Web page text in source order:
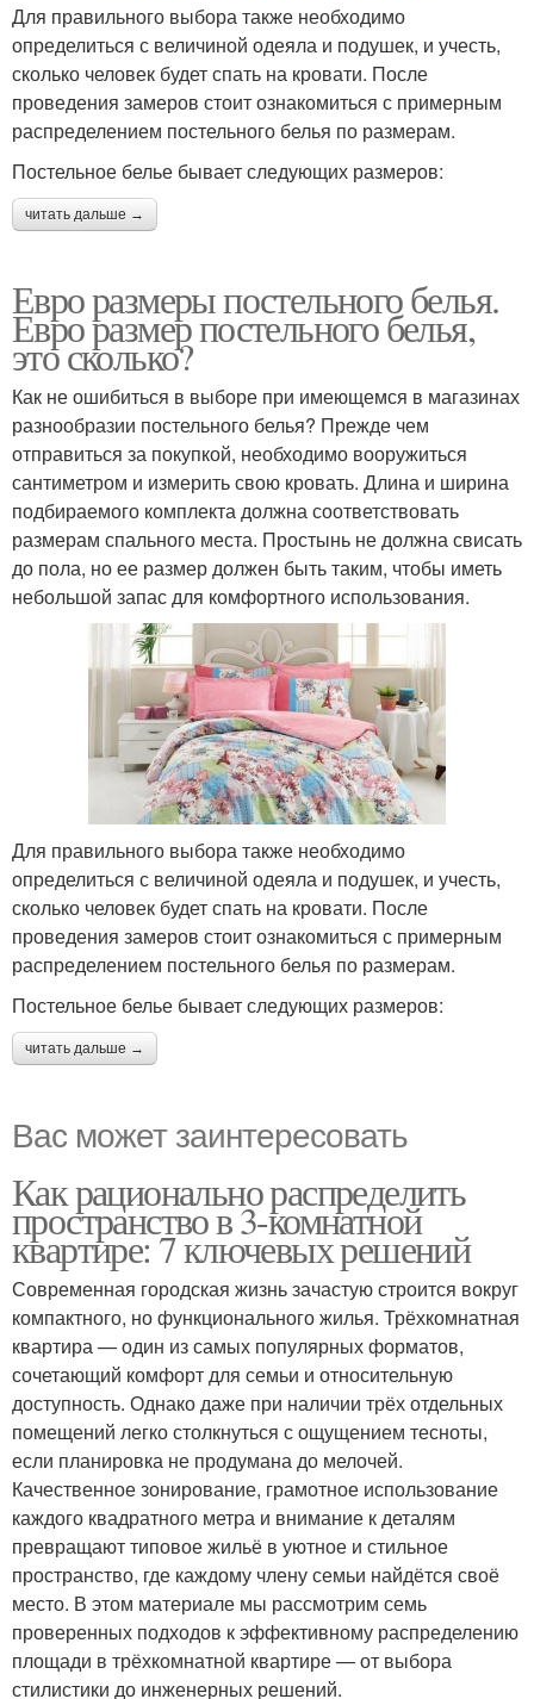
Для правильного выбора также необходимо
определиться с величиной одеяла и подушек, и учесть,
сколько человек будет спать на кровати. После
проведения замеров стоит ознакомиться с примерным
распределением постельного белья по размерам.
Постельное белье бывает следующих размеров:
читать дальше →
Евро размеры постельного белья.
Евро размер постельного белья,
это сколько?
Как не ошибиться в выборе при имеющемся в магазинах
разнообразии постельного белья? Прежде чем
отправиться за покупкой, необходимо вооружиться
сантиметром и измерить свою кровать. Длина и ширина
подбираемого комплекта должна соответствовать
размерам спального места. Простынь не должна свисать
до пола, но ее размер должен быть таким, чтобы иметь
небольшой запас для комфортного использования.
Для правильного выбора также необходимо
определиться с величиной одеяла и подушек, и учесть,
сколько человек будет спать на кровати. После
проведения замеров стоит ознакомиться с примерным
распределением постельного белья по размерам.
Постельное белье бывает следующих размеров:
читать дальше →
Вас может заинтересовать
Как рационально распределить
пространство в 3-комнатной
квартире: 7 ключевых решений
Современная городская жизнь зачастую строится вокруг
компактного, но функционального жилья. Трёхкомнатная
квартира — один из самых популярных форматов,
сочетающий комфорт для семьи и относительную
доступность. Однако даже при наличии трёх отдельных
помещений легко столкнуться с ощущением тесноты,
если планировка не продумана до мелочей.
Качественное зонирование, грамотное использование
каждого квадратного метра и внимание к деталям
превращают типовое жильё в уютное и стильное
пространство, где каждому члену семьи найдётся своё
место. В этом материале мы рассмотрим семь
проверенных подходов к эффективному распределению
площади в трёхкомнатной квартире — от выбора
стилистики до инженерных решений.